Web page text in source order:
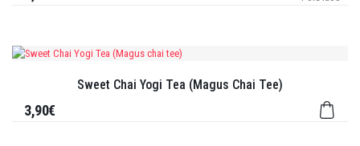
Sweet Chai Yogi Tea (Magus Chai Tee)
3,90€